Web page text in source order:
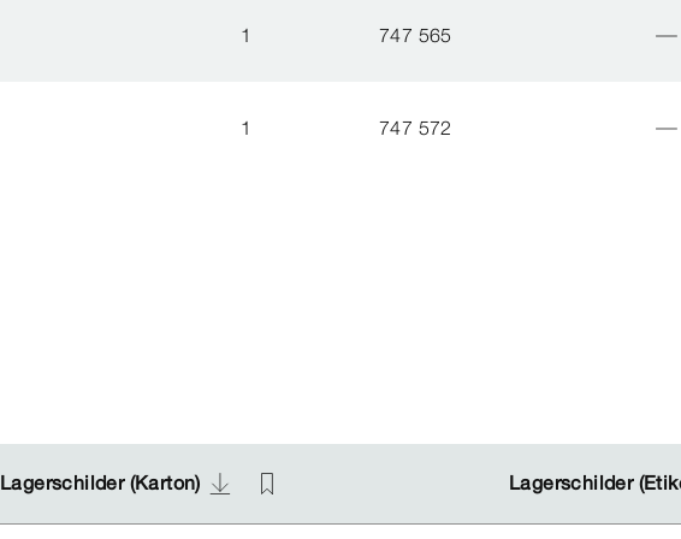
1 747 565
1 747 572
Lagerschilder (Karton) Lagerschilder
Lagerschilder (Karton) Lagerschilder